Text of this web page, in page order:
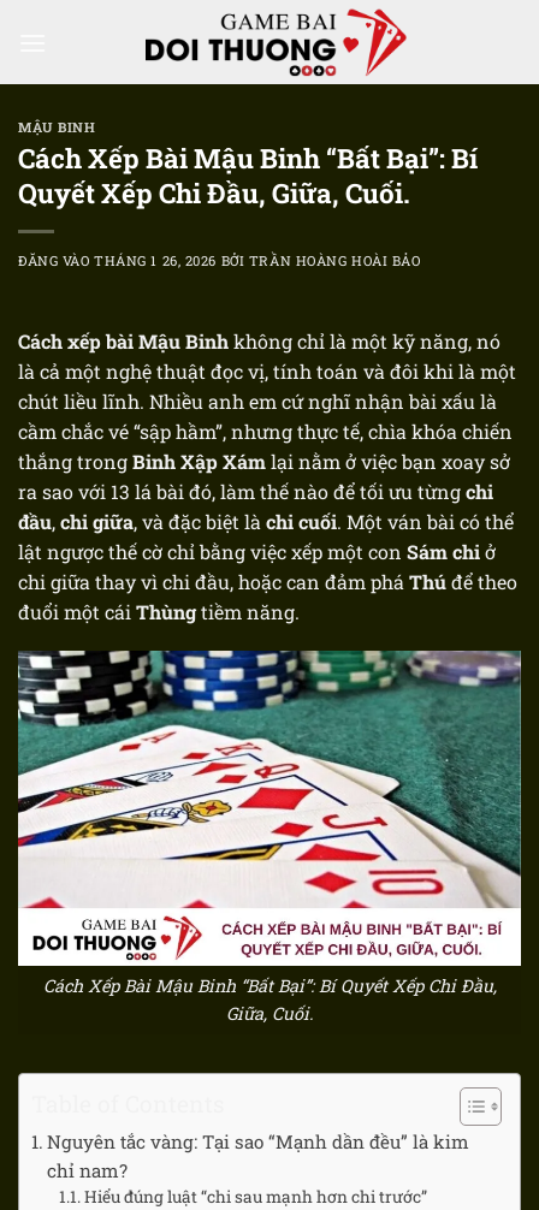
MẬU BINH
Cách Xếp Bài Mậu Binh “Bất Bại”: Bí
Quyết Xếp Chi Đầu, Giữa, Cuối.
ĐĂNG VÀOTHÁNG 1 26, 2026 BỞI TRẦN HOÀNG HOÀI BẢO
Cách xếp bàiMậu Binhkhông chỉ là một kỹ năng, nó
là cả một nghệ thuật đọc vị, tính toán và đôi khi là một
chút liều lĩnh. Nhiều anh em cứ nghĩ nhận bài xấu là
cầm chắc vé “sập hầm”, nhưng thực tế, chìa khóa chiến
thắng trongBinh Xập Xámlại nằm ở việc bạn xoay sở
ra sao với 13 lá bài đó, làm thế nào để tối ưu từngchi
đầu,chi giữa, và đặc biệt là chi cuối. Một ván bài có thể
lật ngược thế cờ chỉ bằng việc xếp một con Sám chiở
chi giữa thay vì chi đầu, hoặc can đảm phá Thúđể theo
đuổi một cái Thùngtiềm năng.
Cách Xếp Bài Mậu Binh “Bất Bại”: Bí Quyết Xếp Chi Đầu,
Giữa, Cuối.
Nguyên tắc vàng: Tại sao “Mạnh dần đều” là kim
chỉ nam?
Hiểu đúng luật “chi sau mạnh hơn chi trước”